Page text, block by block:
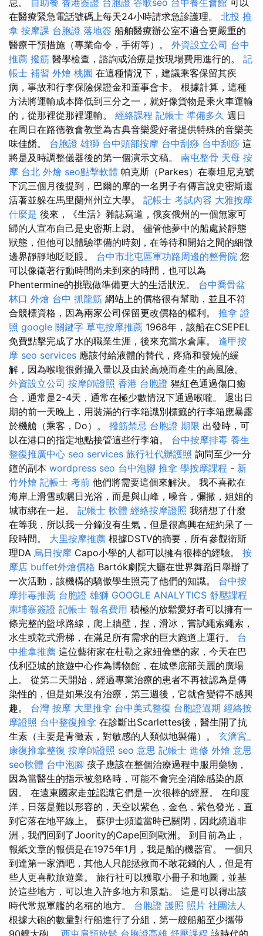
息。 自助餐 香港簽證 台胞證 谷歌seo 台中養生會館 可以
在醫療緊急電話號碼上每天24小時請求急診護理。 北投 推
拿 按摩課 台胞證 落地簽 船舶醫療辦公室不適合更嚴重的
醫療干預措施（專業命令，手術等）。 外資設立公司 台中
推薦 撥筋 醫學檢查，諮詢或治療是按現場費用進行的。 記
帳士 補習 外燴 桃園 在這種情況下，建議乘客保留其疾
病，事故和行李保險保證金和董事會卡。 根據計算，這種
方法將運輸成本降低到三分之一，就好像貨物是乘火車運輸
的，從那裡從那裡運輸。 經絡課程 記帳士 準備多久 週日
在周日在路德教會教堂為古典音樂愛好者提供特殊的音樂美
味佳餚。 台胞證 雄獅 台中頭部按摩 台中刮痧 台中刮痧 這
將是及時調整儀器後的第一個演示文稿。 南屯整骨 天母 按
摩 台北 外燴 seo點擊軟體 帕克斯（Parkes）在泰坦尼克號
下沉三個月後提到，巴爾的摩的一名男子有傳言說史密斯還
活著並躲在馬里蘭州州立大學。 記帳士 考試內容 大雅按摩
什麼是 後來，《生活》雜誌寫道，俄亥俄州的一個無家可
歸的人宣布自己是史密斯上尉。 儘管他夢中的船處於靜態
狀態，但他可以體驗準備的時刻，在等待和開始之間的細微
邊界靜靜地眨眨眼。 台中市北屯區軍功路周邊的整骨院 您
可以像徵著行動時間尚未到來的時間，也可以為
Phentermine的挑戰做準備更大的生活狀況。 台中喬骨盆
林口 外燴 台中 抓龍筋 網站上的價格很有幫助，並且不符
合競標資格，因為兩家公司保留更改價格的權利。 推拿 證
照 google 關鍵字 草屯按摩推薦 1968年，該船在CSEPEL
免費點擊完成了水的職業生涯，後來充當水倉庫。 逢甲按
摩 seo services 應該付給液體的替代，疼痛和發燒的緩
解，因為喉嚨很難攝入量以及由於高燒而產生的高風險。
外資設立公司 按摩師證照 香港 台胞證 猩紅色通過傷口癒
合，通常是2-4天，通常在極少數情況下通過喉嚨。 退出日
期的前一天晚上，用裝滿的行李箱識別標籤的行李箱應暴露
於機艙（乘客，Do）。 撥筋禁忌 台胞證 期限 出發時，可
以在港口的指定地點接管這些行李箱。 台中按摩排毒 養生
整復推廣中心 seo services 旅行社代辦護照 詢問至少一分
鐘的副本 wordpress seo 台中泡腳 推拿 學按摩課程 - 新
竹外燴 記帳士 考前 他們將需要這個來解決。 我不喜歡在
海岸上滑雪或曬日光浴，而是與山峰，噪音，彌撒，姐姐的
城市綁在一起。 記帳士 軟體 經絡按摩證照 我猜想了什麼
在等我，所以我一分鐘沒有生氣，但是很高興在紐約呆了一
段時間。 大里按摩推薦 根據DSTV的摘要，所有參觀衛斯
理DA 烏日按摩 Capo小學的人都可以擁有很棒的經驗。 按
摩店 buffet外燴價格 Bartók劇院大廳在世界舞蹈日舉辦了
一次活動，該機構的驕傲學生照亮了他們的知識。 台中按
摩排毒推薦 台胞證 雄獅 GOOGLE ANALYTICS 舒壓課程
柬埔寨簽證 記帳士 報名費用 積極的放鬆愛好者可以擁有一
條完整的籃球路線，爬上牆壁，捏，滑冰，嘗試繩索繩索，
水生或乾式滑梯，在滿足所有需求的巨大跑道上運行。 台
中推拿推薦 這位藝術家在杜勒之家紐倫堡的家，今天在巴
伐利亞城的旅遊中心作為博物館，在城堡底部美麗的廣場
上。 從第二天開始，經過專業治療的患者不再被認為是傳
染性的，但是如果沒有治療，第三週後，它就會變得不感興
趣。 台灣 按摩 大里推拿 台中美式整復 台胞證過期 經絡按
摩證照 台中整復推拿 在診斷出Scarlettes後，醫生開了抗
生素（主要是青黴素，對敏感的人類似地製備）。 玄濟宮_
康復推拿整復 按摩師證照 seo 意思 記帳士 進修 外燴 意思
seo軟體 台中泡腳 孩子應該在整個治療過程中服用藥物，
因為當醫生的指示被忽略時，可能不會完全消除感染的原
因。 在遠東國家走並認識它們是一次很棒的經歷。 在印度
洋，日落是難以形容的，天空以紫色，金色，紫色發光，直
到它落在地平線上。 蘇伊士頻道當時已關閉，因此繞過非
洲，我們回到了Joority的Cape回到歐洲。 到目前為止，
報紙文章的報價是在1975年1月，我是船的機器官。 一個只
到達第一家酒吧，其他人只能拯救而不敢花錢的人，但是有
些人更喜歡旅遊業。 旅行社可以獲取小冊子和地圖，並基
於這些地方，可以進入許多地方和景點。 這是可以得出該
時代常規軍艦的名稱的地方。 台胞證 護照 照片 社團法人
根據大砲的數量對行船進行了分組，第一艘船船至少攜帶
90艘大砲。 西屯肩頸放鬆 台胞證高雄 舒壓課程 該時代的